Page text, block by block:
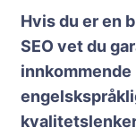
Hvis du er en
SEO vet du
innkommende